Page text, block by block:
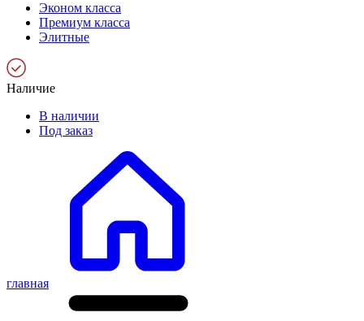
Эконом класса
Премиум класса
Элитные
Наличие
В наличии
Под заказ
главная